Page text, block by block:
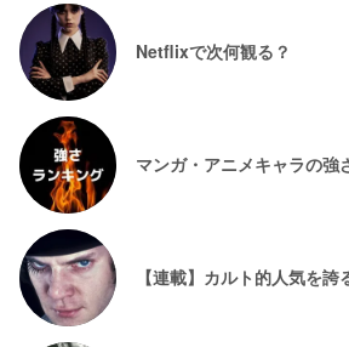
Netflixで次何観る？
マンガ・アニメキャラの強
【連載】カルト的人気を誇